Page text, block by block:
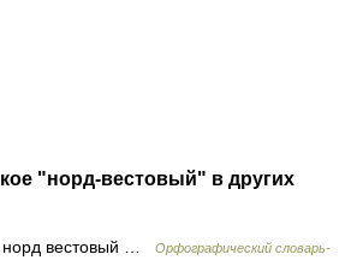
"норд-вестовый" в других
вестовый …
Орфографический словарь-